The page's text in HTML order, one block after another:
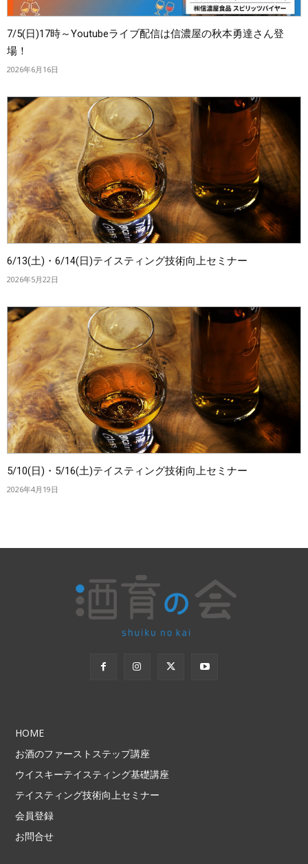
7/5(日)17時～Youtubeライブ配信は信濃屋の秋本勇達さん登
場！
2026年6月16日
6/13(土)・6/14(日)テイスティング技術向上セミナー
2026年5月22日
5/10(日)・5/16(土)テイスティング技術向上セミナー
2026年4月19日
HOME
お酒のファーストステップ講座
ウイスキーテイスティング基礎講座
テイスティング技術向上セミナー
会員登録
お問合せ